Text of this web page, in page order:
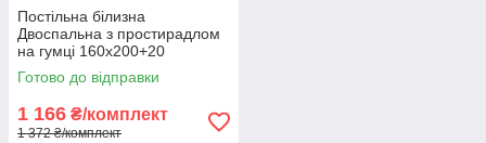
Постільна білизна
Двоспальна з простирадлом
на гумці 160х200+20
Комплект постільної білизни
Фланель на гумі
Готово до відправки
1 166 ₴/комплект
1 372 ₴/комплект